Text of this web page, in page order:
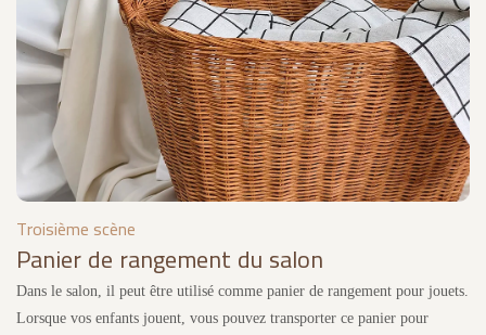
Troisième scène
Panier de rangement du salon
Dans le salon, il peut être utilisé comme panier de rangement pour jouets.
Lorsque vos enfants jouent, vous pouvez transporter ce panier pour